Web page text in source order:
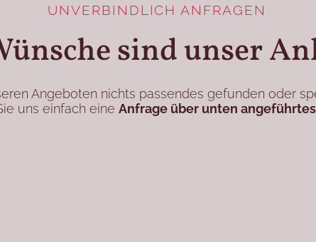
UNVERBINDLICH ANFRAGEN
sind unser
Angeboten nichts passendes gefunden oder
uns einfach eine Anfrage über unten